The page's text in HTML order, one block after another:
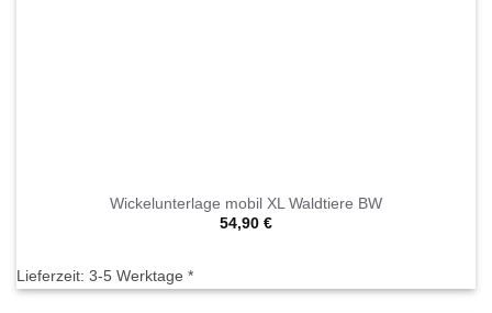
Wickelunterlage mobil XL Waldtiere BW
54,90 €
Lieferzeit: 3-5 Werktage *